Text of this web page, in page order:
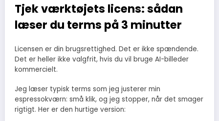
Tjek værktøjets licens: sådan
læser du terms på 3 minutter
Licensen er din brugsrettighed. Det er ikke spændende.
Det er heller ikke valgfrit, hvis du vil bruge AI-billeder
kommercielt.
Jeg læser typisk terms som jeg justerer min
espressokværn: små klik, og jeg stopper, når det smager
rigtigt. Her er den hurtige version: